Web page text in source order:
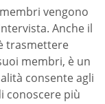
vengono
Anche il
trasmettere
membri, è un
consente agli
conoscere più